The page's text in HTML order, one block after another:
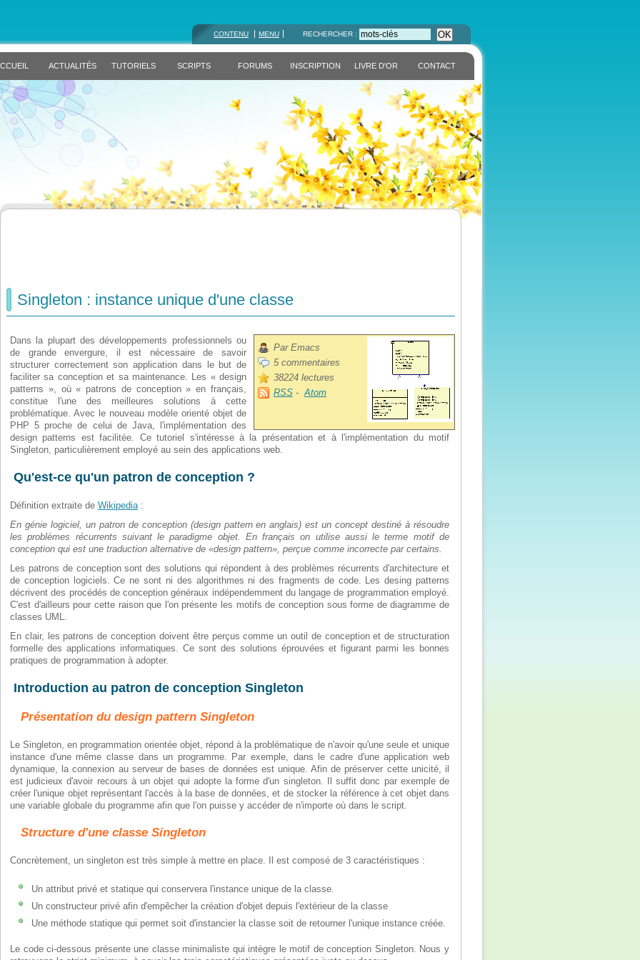
CONTENU MENU RECHERCHER : OK
ACTUALITÉS TUTORIELS SCRIPTS FORUMS INSCRIPTION LIVRE D'OR CONTACT
Singleton : instance unique d'une classe
Par Emacs
5 commentaires
38224 lectures
RSS -Atom
Dans la plupart des développements professionnels ou
de grande envergure, il est nécessaire de savoir
structurer correctement son application dans le but de
faciliter sa conception et sa maintenance. Les « design
patterns », où « patrons de conception » en français,
constitue l'une des meilleures solutions à cette
problématique. Avec le nouveau modèle orienté objet de
PHP 5 proche de celui de Java, l'implémentation des
design patterns est facilitée. Ce tutoriel s'intéresse à la présentation et à l'implémentation du motif
Singleton, particulièrement employé au sein des applications web.
Qu'est-ce qu'un patron de conception ?
Définition extraite de Wikipedia:
En génie logiciel, un patron de conception (design pattern en anglais) est un concept destiné à résoudre
les problèmes récurrents suivant le paradigme objet. En français on utilise aussi le terme motif de
conception qui est une traduction alternative de «design pattern», perçue comme incorrecte par certains.
Les patrons de conception sont des solutions qui répondent à des problèmes récurrents d'architecture et
de conception logiciels. Ce ne sont ni des algorithmes ni des fragments de code. Les desing patterns
décrivent des procédés de conception généraux indépendemment du langage de programmation employé.
C'est d'ailleurs pour cette raison que l'on présente les motifs de conception sous forme de diagramme de
classes UML.
En clair, les patrons de conception doivent être perçus comme un outil de conception et de structuration
formelle des applications informatiques. Ce sont des solutions éprouvées et figurant parmi les bonnes
pratiques de programmation à adopter.
Introduction au patron de conception Singleton
Présentation du design pattern Singleton
Le Singleton, en programmation orientée objet, répond à la problématique de n'avoir qu'une seule et unique
instance d'une même classe dans un programme. Par exemple, dans le cadre d'une application web
dynamique, la connexion au serveur de bases de données est unique. Afin de préserver cette unicité, il
est judicieux d'avoir recours à un objet qui adopte la forme d'un singleton. Il suffit donc par exemple de
créer l'unique objet représentant l'accès à la base de données, et de stocker la référence à cet objet dans
une variable globale du programme afin que l'on puisse y accéder de n'importe où dans le script.
Structure d'une classe Singleton
Concrètement, un singleton est très simple à mettre en place. Il est composé de 3 caractéristiques :
Un attribut privé et statique qui conservera l'instance unique de la classe.
Un constructeur privé afin d'empêcher la création d'objet depuis l'extérieur de la classe
Une méthode statique qui permet soit d'instancier la classe soit de retourner l'unique instance créée.
Le code ci-dessous présente une classe minimaliste qui intègre le motif de conception Singleton. Nous y